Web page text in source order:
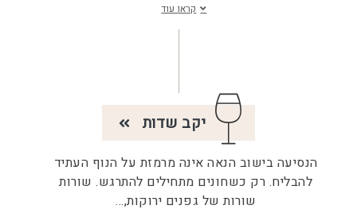
קראו עוד
יקב שדות
הנסיעה בישוב הנאה אינה מרמזת על הנוף העתיד
להבליח. רק כשחונים מתחילים להתרגש. שורות
שורות של גפנים ירוקות,...